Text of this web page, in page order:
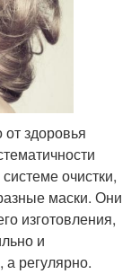
здоровья
очистки,
маски. Они
изготовления,
и
регулярно.